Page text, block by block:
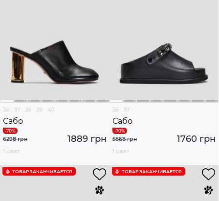
36 37 38 39 40
Сабо
1889 грн
6298 грн
1 цвет
36 37
Сабо
1760 грн
5868 грн
1 цвет
ТОВАР ЗАКАНЧИВАЕТСЯ ТОВАР ЗАКАНЧИВАЕТСЯ